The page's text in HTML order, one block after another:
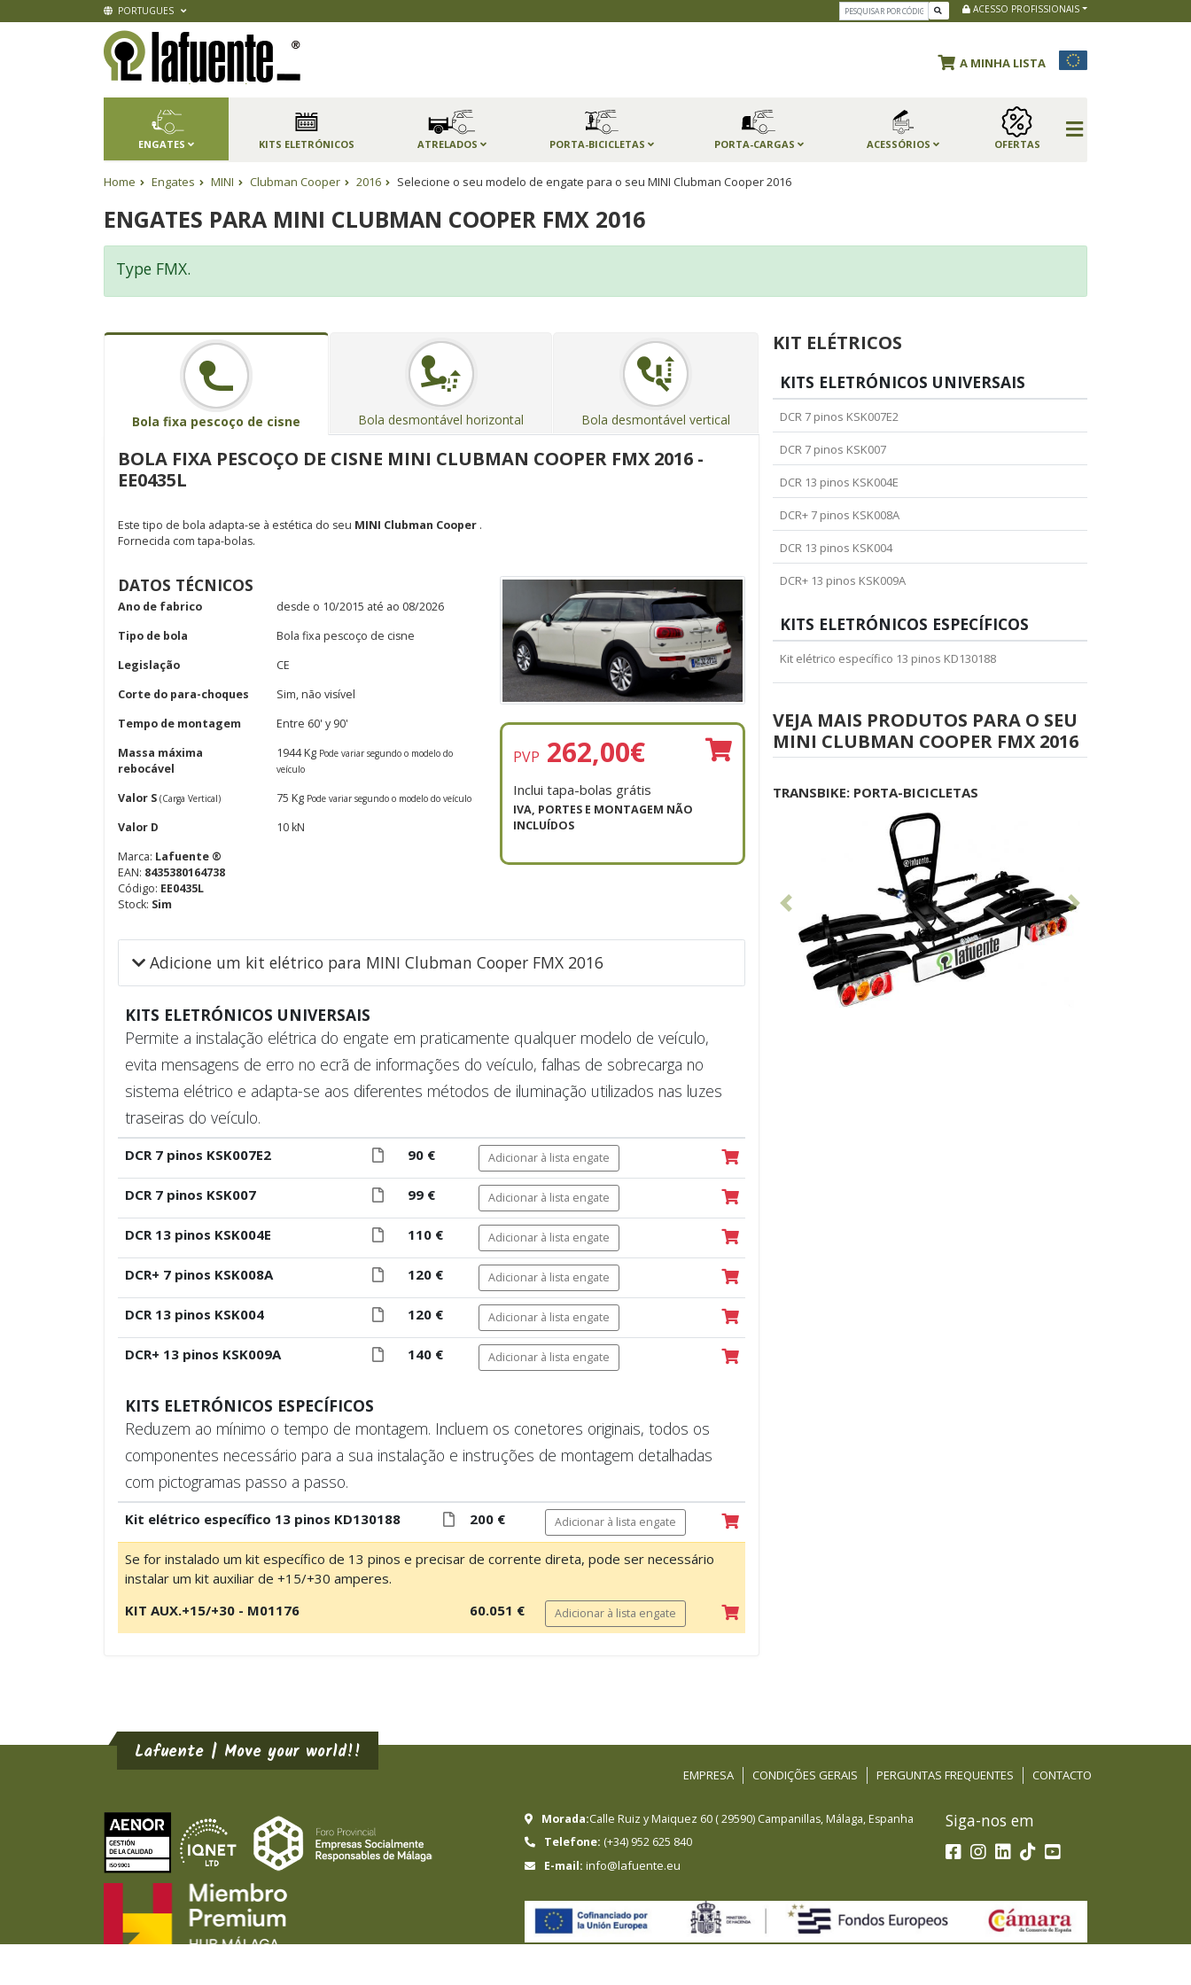
PORTUGUES ACESSO PROFISSIONAIS
A MINHA LISTA
ENGATES KITS ELETRÓNICOS ATRELADOS PORTA-BICICLETAS PORTA-CARGAS ACESSÓRIOS OFERTAS
Home Engates MINI Clubman Cooper 2016 Selecione o seu modelo de engate para o seu MINI Clubman Cooper 2016
ENGATES PARA MINI CLUBMAN COOPER FMX 2016
Type FMX.
Bola fixa pescoço de cisne Bola desmontável horizontal Bola desmontável vertical
BOLA FIXA PESCOÇO DE CISNE MINI CLUBMAN COOPER FMX 2016 -
EE0435L
Este tipo de bola adapta-se à estética do seu MINI Clubman Cooper .
Fornecida com tapa-bolas.
DATOS TÉCNICOS
Ano de fabrico
desde o 10/2015 até ao 08/2026
Tipo de bola
Bola fixa pescoço de cisne
Legislação
CE
Corte do para-choques
Sim, não visível
Tempo de montagem
Entre 60' y 90'
Massa máxima
rebocável
1944 Kg Pode variar segundo o modelo do
veículo
Valor S (Carga Vertical) 75 Kg Pode variar segundo o modelo do veículo
Valor D
10 kN
Marca: Lafuente ®
EAN: 8435380164738
Código: EE0435L
Stock: Sim
PVP 262,00€
Inclui tapa-bolas grátis
IVA, PORTES E MONTAGEM NÃO
INCLUÍDOS
Adicione um kit elétrico para MINI Clubman Cooper FMX 2016
KITS ELETRÓNICOS UNIVERSAIS
Permite a instalação elétrica do engate em praticamente qualquer modelo de veículo,
evita mensagens de erro no ecrã de informações do veículo, falhas de sobrecarga no
sistema elétrico e adapta-se aos diferentes métodos de iluminação utilizados nas luzes
traseiras do veículo.
DCR 7 pinos KSK007E2 90 € Adicionar à lista engate
DCR 7 pinos KSK007 99 € Adicionar à lista engate
DCR 13 pinos KSK004E 110 € Adicionar à lista engate
DCR+ 7 pinos KSK008A 120 € Adicionar à lista engate
DCR 13 pinos KSK004 120 € Adicionar à lista engate
DCR+ 13 pinos KSK009A 140 € Adicionar à lista engate
KITS ELETRÓNICOS ESPECÍFICOS
Reduzem ao mínimo o tempo de montagem. Incluem os conetores originais, todos os
componentes necessário para a sua instalação e instruções de montagem detalhadas
com pictogramas passo a passo.
Kit elétrico específico 13 pinos KD130188 200 € Adicionar à lista engate
Se for instalado um kit específico de 13 pinos e precisar de corrente direta, pode ser necessário
instalar um kit auxiliar de +15/+30 amperes.
KIT AUX.+15/+30 - M01176
60.051 € Adicionar à lista engate
KIT ELÉTRICOS
KITS ELETRÓNICOS UNIVERSAIS
DCR 7 pinos KSK007E2
DCR 7 pinos KSK007
DCR 13 pinos KSK004E
DCR+ 7 pinos KSK008A
DCR 13 pinos KSK004
DCR+ 13 pinos KSK009A
KITS ELETRÓNICOS ESPECÍFICOS
Kit elétrico específico 13 pinos KD130188
VEJA MAIS PRODUTOS PARA O SEU
MINI CLUBMAN COOPER FMX 2016
TRANSBIKE: PORTA-BICICLETAS
Lafuente | Move your world!!
EMPRESA CONDIÇÕES GERAIS PERGUNTAS FREQUENTES CONTACTO
Morada:Calle Ruiz y Maiquez 60 (29590) Campanillas, Málaga, Espanha
Telefone: (+34) 952 625 840
E-mail: info@lafuente.eu
Siga-nos em